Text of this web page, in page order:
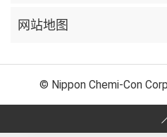
网站地图
© Nippon Chemi-Con